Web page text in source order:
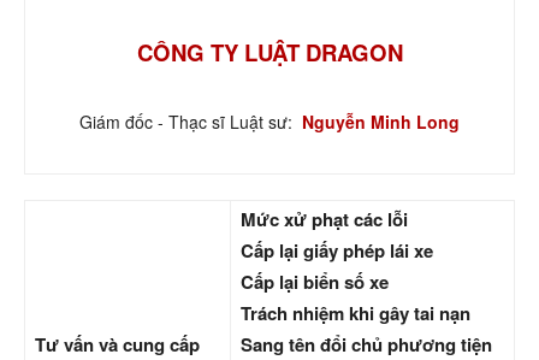
CÔNG TY LUẬT DRAGON
Giám đốc - Thạc sĩ Luật sư: Nguyễn Minh Long
Tư vấn và cung cấp
Mức xử phạt các lỗi
Cấp lại giấy phép lái xe
Cấp lại biển số xe
Trách nhiệm khi gây tai nạn
Sang tên đổi chủ phương tiện